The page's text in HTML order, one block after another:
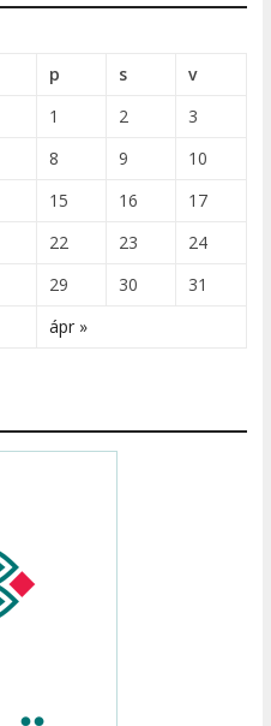
p s v
ápr »
1 2
3
8 9
10
15 16
17
22 23
24
29 30 31